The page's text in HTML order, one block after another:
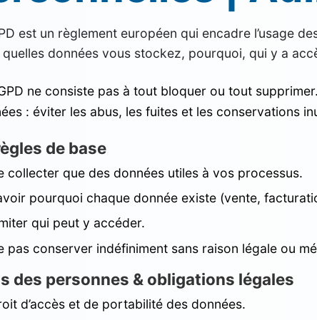
est un règlement européen qui encadre l’usage
données vous stockez, pourquoi, qui y a
ne consiste pas à tout bloquer ou tout
: éviter les abus, les fuites et les conservations
de base
collecter que des données utiles à vos processus.
pourquoi chaque donnée existe (vente,
qui peut y accéder.
pas conserver indéfiniment sans raison légale ou
des personnes & obligations légales
d’accès et de portabilité des données.